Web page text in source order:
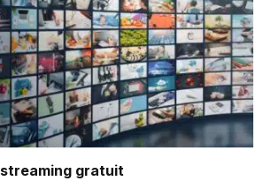
streaming gratuit